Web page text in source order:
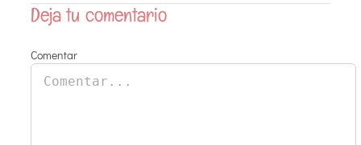
Deja tu comentario
Comentar